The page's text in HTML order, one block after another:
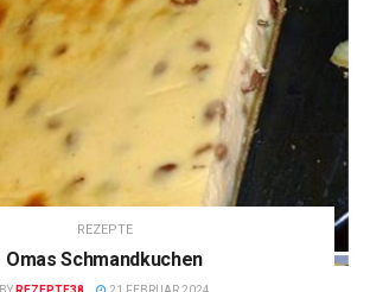
REZEPTE
Omas Schmandkuchen